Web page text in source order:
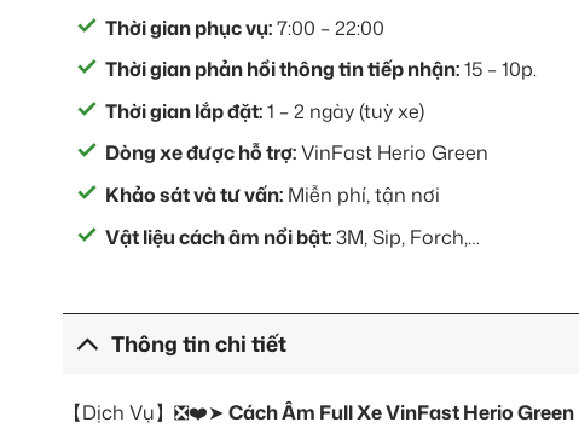
Thời gian phục vụ:7:00 – 22:00
Thời gian phản hồi thông tin tiếp nhận:15 – 10p.
Thời gian lắp đặt:1 – 2 ngày (tuỳ xe)
Dòng xe được hỗ trợ:VinFast Herio Green
Khảo sát và tư vấn: Miễn phí, tận nơi
Vật liệu cách âm nổi bật:3M, Sip, Forch,…
Thông tin chi tiết
【Dịch Vụ】❎❤️➤ Cách Âm Full Xe VinFast Herio Green